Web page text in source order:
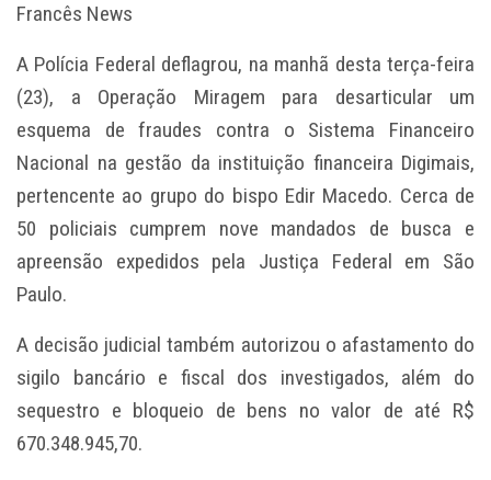
Francês News
A Polícia Federal deflagrou, na manhã desta terça-feira
(23), a Operação Miragem para desarticular um
esquema de fraudes contra o Sistema Financeiro
Nacional na gestão da instituição financeira Digimais,
pertencente ao grupo do bispo Edir Macedo. Cerca de
50 policiais cumprem nove mandados de busca e
apreensão expedidos pela Justiça Federal em São
Paulo.
A decisão judicial também autorizou o afastamento do
sigilo bancário e fiscal dos investigados, além do
sequestro e bloqueio de bens no valor de até R$
670.348.945,70.